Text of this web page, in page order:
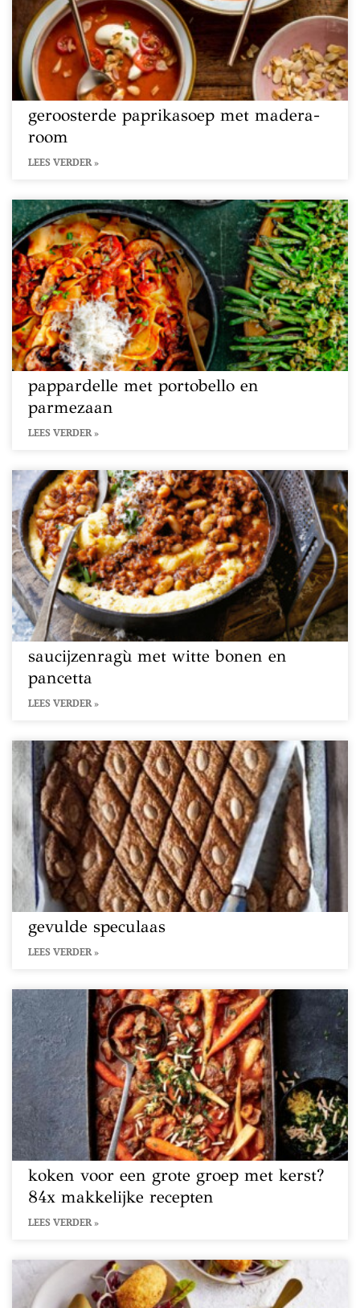
geroosterde paprikasoep met madera-
room
LEES VERDER »
pappardelle met portobello en
parmezaan
LEES VERDER »
saucijzenragù met witte bonen en
pancetta
LEES VERDER »
gevulde speculaas
LEES VERDER »
koken voor een grote groep met kerst?
84x makkelijke recepten
LEES VERDER »